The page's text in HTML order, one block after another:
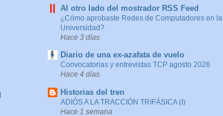
Al otro lado del mostrador RSS Feed
¿Cómo aprobaste Redes de Computadores en la
Universidad?
Hace 3 días
Diario de una ex-azafata de vuelo
Convocatorias y entrevistas TCP agosto 2026
Hace 4 días
Historias del tren
ADIÓS A LA TRACCIÓN TRIFÁSICA (I)
Hace 1 semana